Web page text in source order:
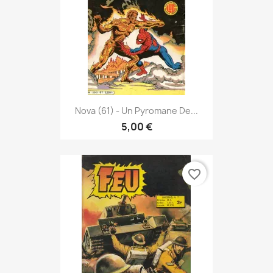
Nova (61) - Un Pyromane De...
5,00 €
favorite_border